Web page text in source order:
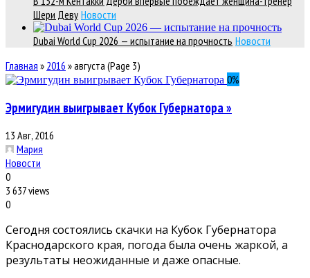
Шери Деву Новости
Dubai World Cup 2026 — испытание на прочность Новости
Главная » 2016 »августа (Page 3)
0%
Эрмигудин выигрывает Кубок Губернатора »
13 Авг, 2016
Мария
Новости
0
3 637 views
0
Сегодня состоялись скачки на Кубок Губернатора
Краснодарского края, погода была очень жаркой, а
результаты неожиданные и даже опасные.